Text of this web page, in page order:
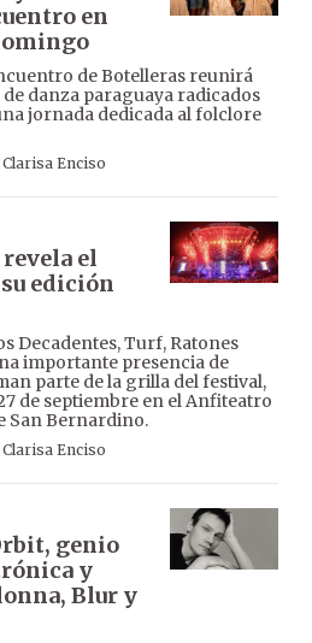
en
de Botelleras reunirá
danza paraguaya radicados
jornada dedicada al folclore
Clarisa Enciso
el
edición
Decadentes, Turf, Ratones
importante presencia de
parte de la grilla del festival,
de septiembre en el Anfiteatro
San Bernardino.
Clarisa Enciso
genio
y
Blur y